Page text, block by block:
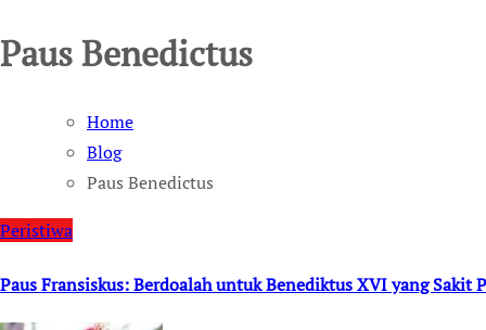
Paus Benedictus
Home
Blog
Paus Benedictus
Peristiwa
Paus Fransiskus: Berdoalah untuk Benediktus XVI yang Sakit